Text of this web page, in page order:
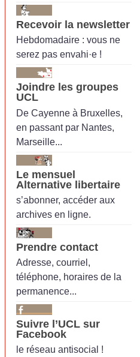
Recevoir la newsletter
Hebdomadaire : vous ne
serez pas envahi·e !
Joindre les groupes
UCL
De Cayenne à Bruxelles,
en passant par Nantes,
Marseille...
Le mensuel
Alternative libertaire
s’abonner, accéder aux
archives en ligne.
Prendre contact
Adresse, courriel,
téléphone, horaires de la
permanence...
Suivre l’UCL sur
Facebook
le réseau antisocial !